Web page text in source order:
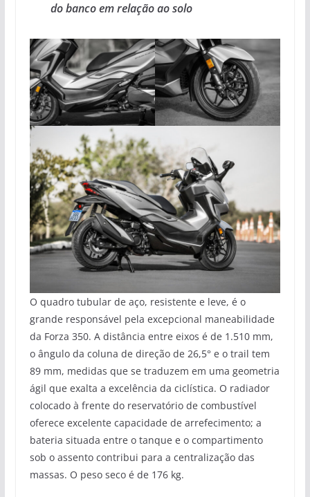
do banco em relação ao solo
O quadro tubular de aço, resistente e leve, é o
grande responsável pela excepcional maneabilidade
da Forza 350. A distância entre eixos é de 1.510 mm,
o ângulo da coluna de direção de 26,5° e o trail tem
89 mm, medidas que se traduzem em uma geometria
ágil que exalta a excelência da ciclística. O radiador
colocado à frente do reservatório de combustível
oferece excelente capacidade de arrefecimento; a
bateria situada entre o tanque e o compartimento
sob o assento contribui para a centralização das
massas. O peso seco é de 176 kg.